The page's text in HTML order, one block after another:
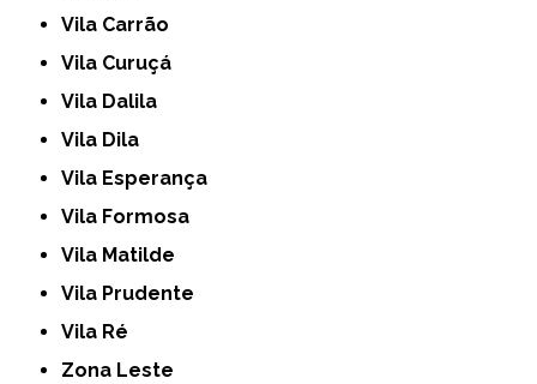
Vila Carrão
Vila Curuçá
Vila Dalila
Vila Dila
Vila Esperança
Vila Formosa
Vila Matilde
Vila Prudente
Vila Ré
Zona Leste